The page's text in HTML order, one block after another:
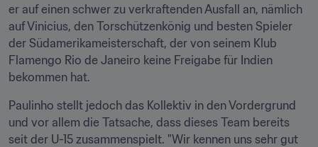
er auf einen schwer zu verkraftenden Ausfall an, nämlich
auf Vinicius, den Torschützenkönig und besten Spieler
der Südamerikameisterschaft, der von seinem Klub
Flamengo Rio de Janeiro keine Freigabe für Indien
bekommen hat.
Paulinho stellt jedoch das Kollektiv in den Vordergrund
und vor allem die Tatsache, dass dieses Team bereits
seit der U-15 zusammenspielt. "Wir kennen uns sehr gut